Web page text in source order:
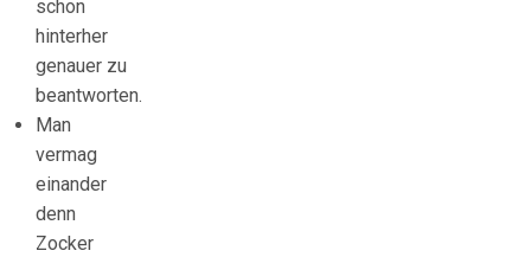
schon
hinterher
genauer zu
beantworten.
Man
vermag
einander
denn
Zocker